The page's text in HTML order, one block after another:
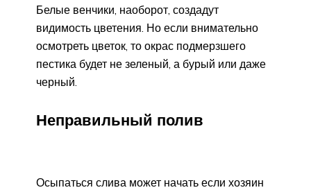
Белые венчики, наоборот, создадут
видимость цветения. Но если внимательно
осмотреть цветок, то окрас подмерзшего
пестика будет не зеленый, а бурый или даже
черный.
Неправильный полив
Осыпаться слива может начать если хозяин